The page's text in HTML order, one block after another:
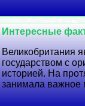
Интересные
Великобритания
государством с
историей. На
занимала важное